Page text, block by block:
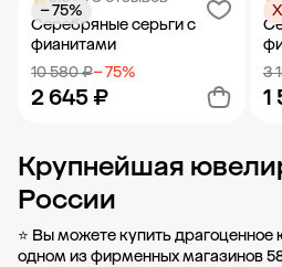
Добавить в корзину
Серебряные серьги с
фианитами
10 580 ₽− 75%
2 645 ₽
− 75%
Добавить в корзину
3
1
Крупнейшая
России
⭐ Вы можете купить
одном из фирменных магазинов